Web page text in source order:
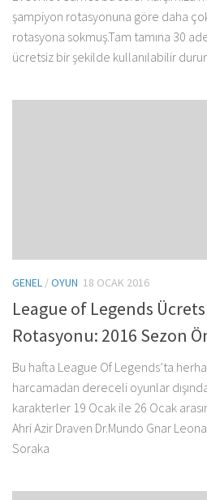
şampiyon rotasyonuna göre daha
rotasyona sokmuş.Tam tamına 30
ücretsiz bir şekilde kullanılabilir
GENEL /OYUN 18 OCAK 2016
League of Legends
Rotasyonu: 2016 Sezon
Bu hafta League Of Legends’ta
harcamadan dereceli oyunlar
karakterler 19 Ocak ile 26 Ocak
Ahri Azir Draven Dr.Mundo Gnar
Soraka